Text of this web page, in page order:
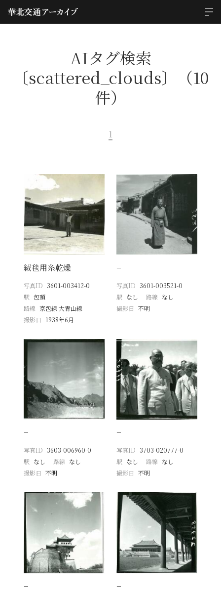
AIタグ検索
〔scattered_clouds〕（10
件）
1
絨毯用糸乾燥
写真ID 3601-003412-0
駅 包頭
路線 京包線 大青山線
撮影日
1938年6月
−
写真ID 3601-003521-0
駅 なし 路線 なし
撮影日 不明
−
写真ID 3603-006960-0
駅 なし 路線 なし
撮影日
不明
−
写真ID 3703-020777-0
駅 なし 路線 なし
撮影日 不明
− −